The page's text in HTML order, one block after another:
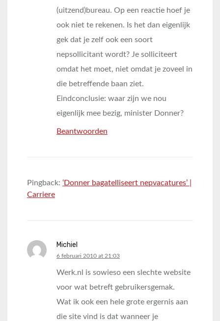
(uitzend)bureau. Op een reactie hoef je
ook niet te rekenen. Is het dan eigenlijk
gek dat je zelf ook een soort
nepsollicitant wordt? Je solliciteert
omdat het moet, niet omdat je zoveel in
die betreffende baan ziet.
Eindconclusie: waar zijn we nou
eigenlijk mee bezig, minister Donner?
Beantwoorden
Pingback: ‘Donner bagatelliseert nepvacatures’ |
Carriere
Michiel
says:
6 februari 2010 at 21:03
Werk.nl is sowieso een slechte website
voor wat betreft gebruikersgemak.
Wat ik ook een hele grote ergernis aan
die site vind is dat wanneer je